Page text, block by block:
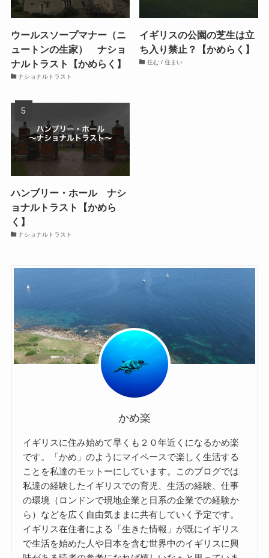
ウールスソープマナー（ニ
ュートンの生家） ナショ
ナルトラスト【かめらく】
ナショナルトラスト
イギリスの公園の芝生は立
ち入り禁止？【かめらく】
住む / 住まい
ハンブリー・ホール ナシ
ョナルトラスト【かめら
く】
ナショナルトラスト
かめ楽
イギリスに住み始めて早くも２０年近くになるかめ楽
です。「かめ」のようにマイペースで楽しく生活する
ことを私達のモットーにしています。このブログでは
私達の経験したイギリスでの育児、生活の経験、仕事
の環境（ロンドンで現地企業と日系の企業での経験か
ら）などを広く自由気ままに共有していく予定です。
イギリス在住者による「生きた情報」が既にイギリス
で生活を始めた人や日本を含む世界中のイギリスに興